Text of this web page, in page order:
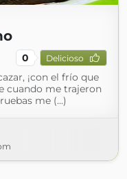
0 Delicioso
¡con el frío que
cuando me trajeron
me (...)